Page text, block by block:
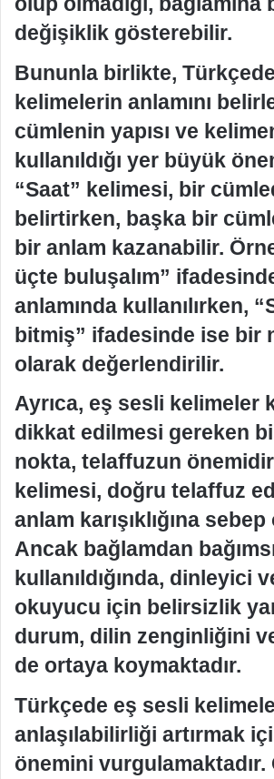
değişiklik gösterebilir.
Bununla birlikte,
kelimelerin anlamını
cümlenin yapısı ve
kullanıldığı yer büyük
“Saat” kelimesi, bir
belirtirken, başka bir
bir anlam kazanabilir.
üçte buluşalım”
anlamında kullanılırken,
bitmiş” ifadesinde ise bir
olarak değerlendirilir.
Ayrıca, eş sesli kelimeler
dikkat edilmesi gereken
nokta, telaffuzun
kelimesi, doğru telaffuz
anlam karışıklığına
Ancak bağlamdan
kullanıldığında, dinleyici
okuyucu için belirsizlik
durum, dilin zenginliğini
de ortaya koymaktadır.
Türkçede eş sesli
anlaşılabilirliği artırmak
önemini vurgulamaktadır.